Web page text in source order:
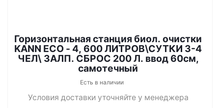
Горизонтальная станция биол. очистки
KANN ECO - 4, 600 ЛИТРОВ\СУТКИ 3-4
ЧЕЛ\ ЗАЛП. СБРОС 200 Л. ввод 60см,
самотечный
Есть в наличии
Условия доставки уточняйте у менеджера